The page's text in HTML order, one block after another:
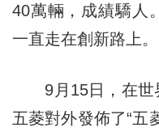
40萬輛，成績驕人
一直走在創新路上。
9月15日，在世
五菱對外發佈了“五